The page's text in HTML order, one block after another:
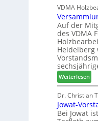
r
z
a
h
l
e
n
l
t
b
e
i
P
r
o
u
k
t
D
H
f
o
r
d
e
r
t
N
a
c
h
VDMA
Auf der
des VDMA
Heidelberg
Weiterlesen:
V
e
r
s
Dr. Christian
Jowat-
Bei Jowat